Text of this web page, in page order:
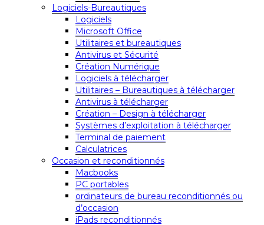
Logiciels-Bureautiques
Logiciels
Microsoft Office
Utilitaires et bureautiques
Antivirus et Sécurité
Création Numérique
Logiciels à télécharger
Utilitaires – Bureautiques à télécharger
Antivirus à télécharger
Création – Design à télécharger
Systèmes d’exploitation à télécharger
Terminal de paiement
Calculatrices
Occasion et reconditionnés
Macbooks
PC portables
ordinateurs de bureau reconditionnés ou
d’occasion
iPads reconditionnés